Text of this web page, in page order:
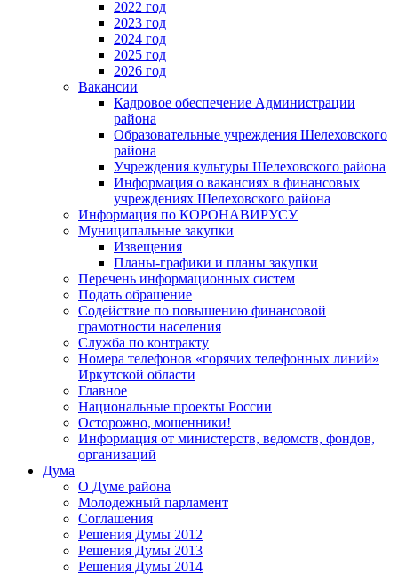
2022 год
2023 год
2024 год
2025 год
2026 год
Вакансии
Кадровое обеспечение Администрации
района
Образовательные учреждения Шелеховского
района
Учреждения культуры Шелеховского района
Информация о вакансиях в финансовых
учреждениях Шелеховского района
Информация по КОРОНАВИРУСУ
Муниципальные закупки
Извещения
Планы-графики и планы закупки
Перечень информационных систем
Подать обращение
Содействие по повышению финансовой
грамотности населения
Служба по контракту
Номера телефонов «горячих телефонных линий»
Иркутской области
Главное
Национальные проекты России
Осторожно, мошенники!
Информация от министерств, ведомств, фондов,
организаций
Дума
О Думе района
Молодежный парламент
Соглашения
Решения Думы 2012
Решения Думы 2013
Решения Думы 2014